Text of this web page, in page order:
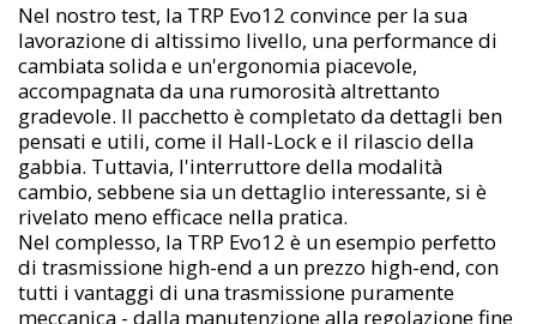
Nel nostro test, la TRP Evo12 convince per la sua
lavorazione di altissimo livello, una performance di
cambiata solida e un'ergonomia piacevole,
accompagnata da una rumorosità altrettanto
gradevole. Il pacchetto è completato da dettagli ben
pensati e utili, come il Hall-Lock e il rilascio della
gabbia. Tuttavia, l'interruttore della modalità
cambio, sebbene sia un dettaglio interessante, si è
rivelato meno efficace nella pratica.
Nel complesso, la TRP Evo12 è un esempio perfetto
di trasmissione high-end a un prezzo high-end, con
tutti i vantaggi di una trasmissione puramente
meccanica - dalla manutenzione alla regolazione fine